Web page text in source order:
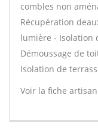
combles non
Récupération
lumière - Isolation
Démoussage de
Isolation de
Voir la fiche